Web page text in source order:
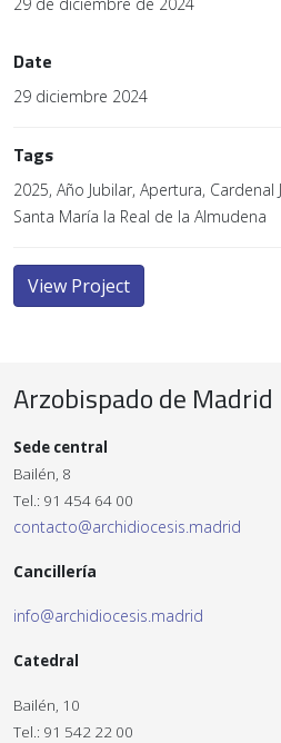
Date
29 diciembre 2024
Tags
2025, Año Jubilar, Apertura,
Santa María la Real de la Almudena
View Project
Arzobispado de Madrid
Sede central
Bailén, 8
Tel.: 91 454 64 00
contacto@archidiocesis.madrid
Cancillería
info@archidiocesis.madrid
Catedral
Bailén, 10
Tel.: 91 542 22 00